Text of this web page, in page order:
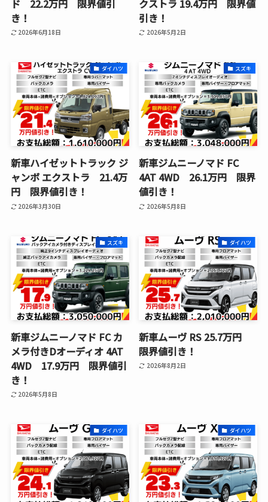
ド 22.2万円 限界値引
き！
2026年6月18日
クストラ 19.4万円 限界値
引き！
2026年5月2日
ダイハツ
新車ハイゼットトラック ジ
ャンボ エクストラ 21.4万
円 限界値引き！
2026年3月30日
スズキ
新車ジムニーノマド FC
4AT 4WD 26.1万円 限界
値引き！
2026年5月8日
スズキ
新車ジムニーノマド FC カ
メラ付きDオーディオ 4AT
4WD 17.9万円 限界値引
き！
2026年5月8日
ダイハツ
新車ムーヴ RS 25.7万円
限界値引き！
2026年8月2日
ダイハツ ダイハツ